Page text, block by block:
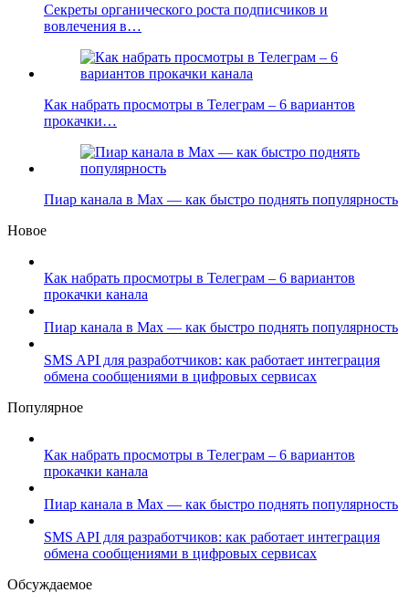
Секреты органического роста подписчиков и
вовлечения в…
Как набрать просмотры в Телеграм – 6 вариантов
прокачки…
Пиар канала в Max — как быстро поднять популярность
Новое
Как набрать просмотры в Телеграм – 6 вариантов
прокачки канала
Пиар канала в Max — как быстро поднять популярность
SMS API для разработчиков: как работает интеграция
обмена сообщениями в цифровых сервисах
Популярное
Как набрать просмотры в Телеграм – 6 вариантов
прокачки канала
Пиар канала в Max — как быстро поднять популярность
SMS API для разработчиков: как работает интеграция
обмена сообщениями в цифровых сервисах
Обсуждаемое